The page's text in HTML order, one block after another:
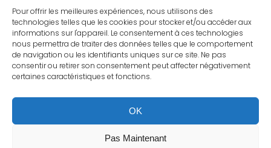
Pour offrir les meilleures expériences, nous utilisons des
technologies telles que les cookies pour stocker et/ou accéder aux
informations sur l'appareil. Le consentement à ces technologies
nous permettra de traiter des données telles que le comportement
de navigation ou les identifiants uniques sur ce site. Ne pas
consentir ou retirer son consentement peut affecter négativement
certaines caractéristiques et fonctions.
OK
Pas Maintenant